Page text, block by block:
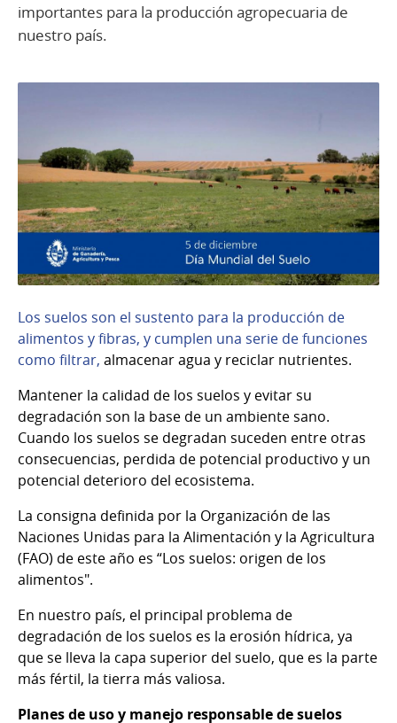
importantes para la producción agropecuaria de
nuestro país.
Los suelos son el sustento para la producción de
alimentos y fibras, y cumplen una serie de funciones
como filtrar, almacenar agua y reciclar nutrientes.
Mantener la calidad de los suelos y evitar su
degradación son la base de un ambiente sano.
Cuando los suelos se degradan suceden entre otras
consecuencias, perdida de potencial productivo y un
potencial deterioro del ecosistema.
La consigna definida por la Organización de las
Naciones Unidas para la Alimentación y la Agricultura
(FAO) de este año es “Los suelos: origen de los
alimentos".
En nuestro país, el principal problema de
degradación de los suelos es la erosión hídrica, ya
que se lleva la capa superior del suelo, que es la parte
más fértil, la tierra más valiosa.
Planes de uso y manejo responsable de suelos